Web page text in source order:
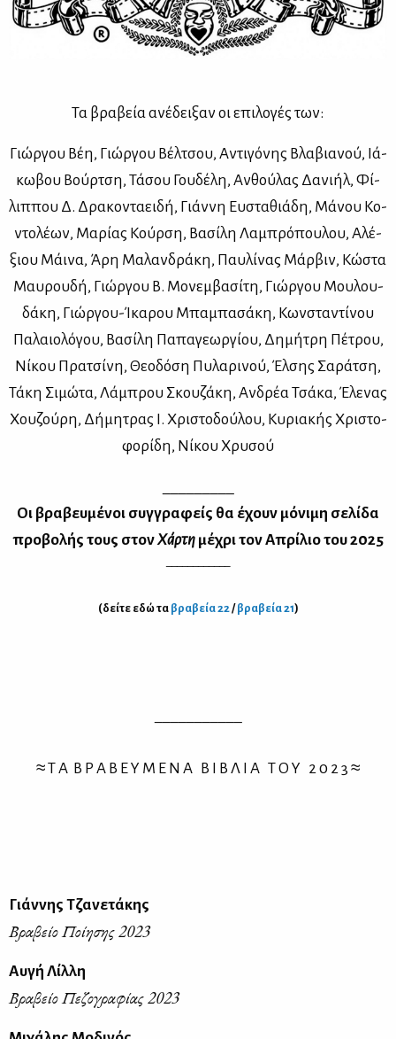
Τα βρα­βεία ανέ­δει­ξαν οι επι­λο­γές των:
Γιώρ­γου Βέη, Γιώρ­γου Βέλ­τσου, Αντι­γό­νης Βλα­βια­νού, Ιά­
κω­βου Βούρ­τση, Τά­σου Γου­δέ­λη, Αν­θού­λας Δα­νι­ήλ, Φί­
λιπ­που Δ. Δρα­κο­ντα­ει­δή, Γιάν­νη Ευ­στα­θιά­δη, Μά­νου Κο­
ντο­λέ­ων, Μα­ρί­ας Κούρ­ση, Βα­σί­λη Λα­μπρό­που­λου, Αλέ­
ξιου Μάι­να, Άρη Μα­λαν­δρά­κη, Παυ­λί­νας Μάρ­βιν, Κώ­στα
Μαυ­ρου­δή, Γιώρ­γου Β. Μο­νεμ­βα­σί­τη, Γιώρ­γου Μου­λου­
δά­κη, Γιώρ­γου-Ίκα­ρου Μπα­μπα­σά­κη, Κων­στα­ντί­νου
Πα­λαιο­λό­γου, Βα­σί­λη Πα­πα­γε­ωρ­γί­ου, Δη­μή­τρη Πέ­τρου,
Νί­κου Πρα­τσί­νη, Θε­ο­δό­ση Πυ­λα­ρι­νού, Έλ­σης Σα­ρά­τση,
Τά­κη Σι­μώ­τα, Λά­μπρου Σκου­ζά­κη, Αν­δρέα Τσά­κα, Έλε­νας
Χου­ζού­ρη, Δή­μη­τρας Ι. Χρι­στο­δού­λου, Κυ­ρια­κής Χρι­στο­
φο­ρί­δη, Νί­κου Χρυ­σού
Οι βρα­βευ­μέ­νοι συγ­γρα­φείς θα έχουν μό­νι­μη σε­λί­δα
προ­βο­λής τους στονΧάρ­τημέ­χρι τον Απρί­λιο του 2025
(δεί­τε εδώ τα βρα­βεία 22/βρα­βεία 21)
≈ Τ Α Β Ρ Α Β Ε Υ Μ Ε Ν Α Β Ι Β Λ Ι Α Τ Ο Υ 2 0 2 3 ≈
Γιάννης Τζανετάκης
Βραβείο Ποίησης 2023
Αυγή Λίλλη
Βραβείο Πεζογραφίας 2023